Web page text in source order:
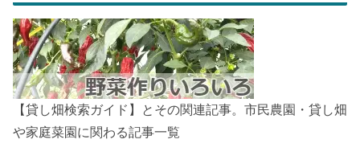
【貸し畑検索ガイド】とその関連記事。市民農園・貸し畑
や家庭菜園に関わる記事一覧